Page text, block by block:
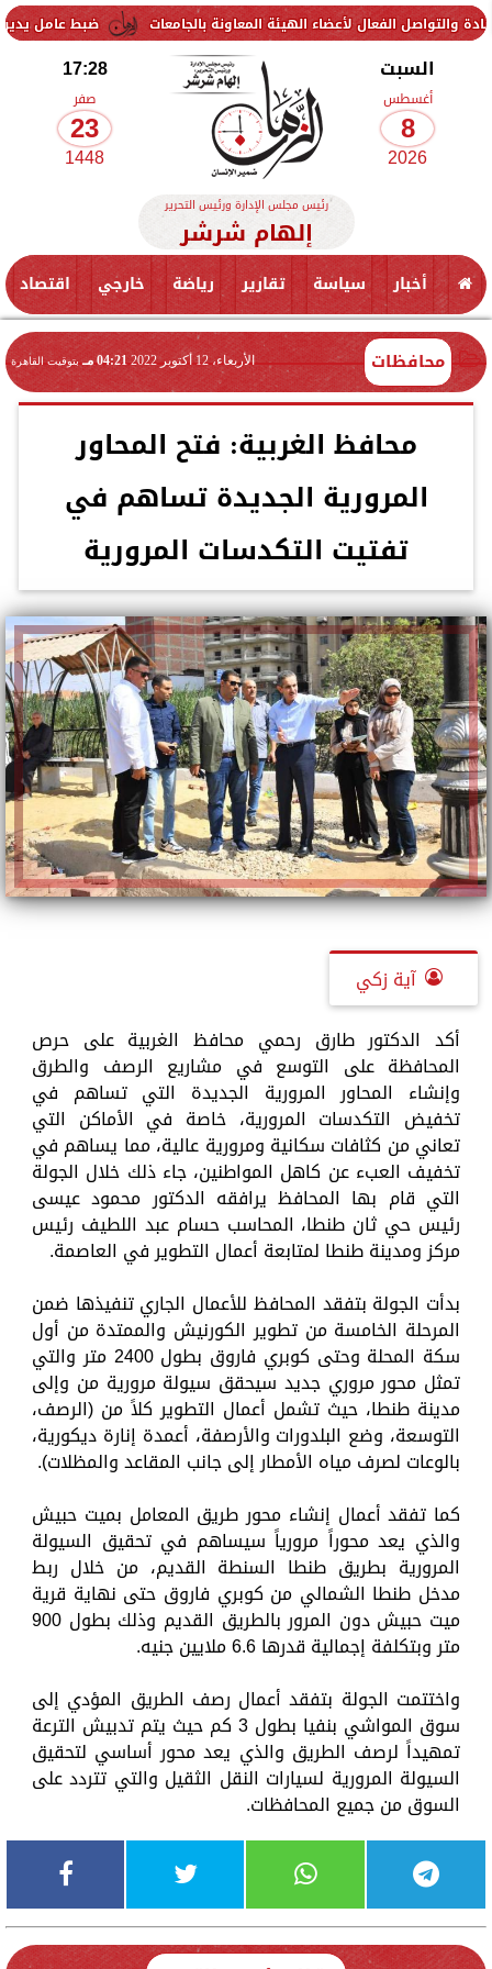
ضبط عامل يدير صفحة لبيع الأسلحة لأعضاء الهيئة المعاونة بالجامعات
السبت
أغسطس
8
2026
17:28
صفر
23
1448
رئيس مجلس الإدارة ورئيس التحرير
إلهام شرشر
أخبار سياسة تقارير رياضة خارجي اقتصاد
محافظات الأربعاء، 12 أكتوبر 2022 04:21 مـ بتوقيت القاهرة
محافظ الغربية: فتح المحاور
المرورية الجديدة تساهم في
تفتيت التكدسات المرورية
آية زكي
أكد الدكتور طارق رحمي محافظ الغربية على حرص
المحافظة على التوسع في مشاريع الرصف والطرق
وإنشاء المحاور المرورية الجديدة التي تساهم في
تخفيض التكدسات المرورية، خاصة في الأماكن التي
تعاني من كثافات سكانية ومرورية عالية، مما يساهم في
تخفيف العبء عن كاهل المواطنين، جاء ذلك خلال الجولة
التي قام بها المحافظ يرافقه الدكتور محمود عيسى
رئيس حي ثان طنطا، المحاسب حسام عبد اللطيف رئيس
مركز ومدينة طنطا لمتابعة أعمال التطوير في العاصمة.
بدأت الجولة بتفقد المحافظ للأعمال الجاري تنفيذها ضمن
المرحلة الخامسة من تطوير الكورنيش والممتدة من أول
سكة المحلة وحتى كوبري فاروق بطول 2400 متر والتي
تمثل محور مروري جديد سيحقق سيولة مرورية من وإلى
مدينة طنطا، حيث تشمل أعمال التطوير كلاً من (الرصف،
التوسعة، وضع البلدورات والأرصفة، أعمدة إنارة ديكورية،
بالوعات لصرف مياه الأمطار إلى جانب المقاعد والمظلات).
كما تفقد أعمال إنشاء محور طريق المعامل بميت حبيش
والذي يعد محوراً مرورياً سيساهم في تحقيق السيولة
المرورية بطريق طنطا السنطة القديم، من خلال ربط
مدخل طنطا الشمالي من كوبري فاروق حتى نهاية قرية
ميت حبيش دون المرور بالطريق القديم وذلك بطول 900
متر وبتكلفة إجمالية قدرها 6.6 ملايين جنيه.
واختتمت الجولة بتفقد أعمال رصف الطريق المؤدي إلى
سوق المواشي بنفيا بطول 3 كم حيث يتم تدبيش الترعة
تمهيداً لرصف الطريق والذي يعد محور أساسي لتحقيق
السيولة المرورية لسيارات النقل الثقيل والتي تتردد على
السوق من جميع المحافظات.